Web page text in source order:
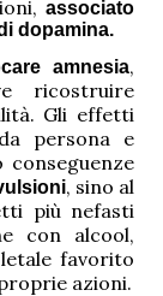
associato
dopamina.
amnesia,
ricostruire
Gli effetti
persona e
, sino al
più nefasti
con alcool,
favorito
azioni.